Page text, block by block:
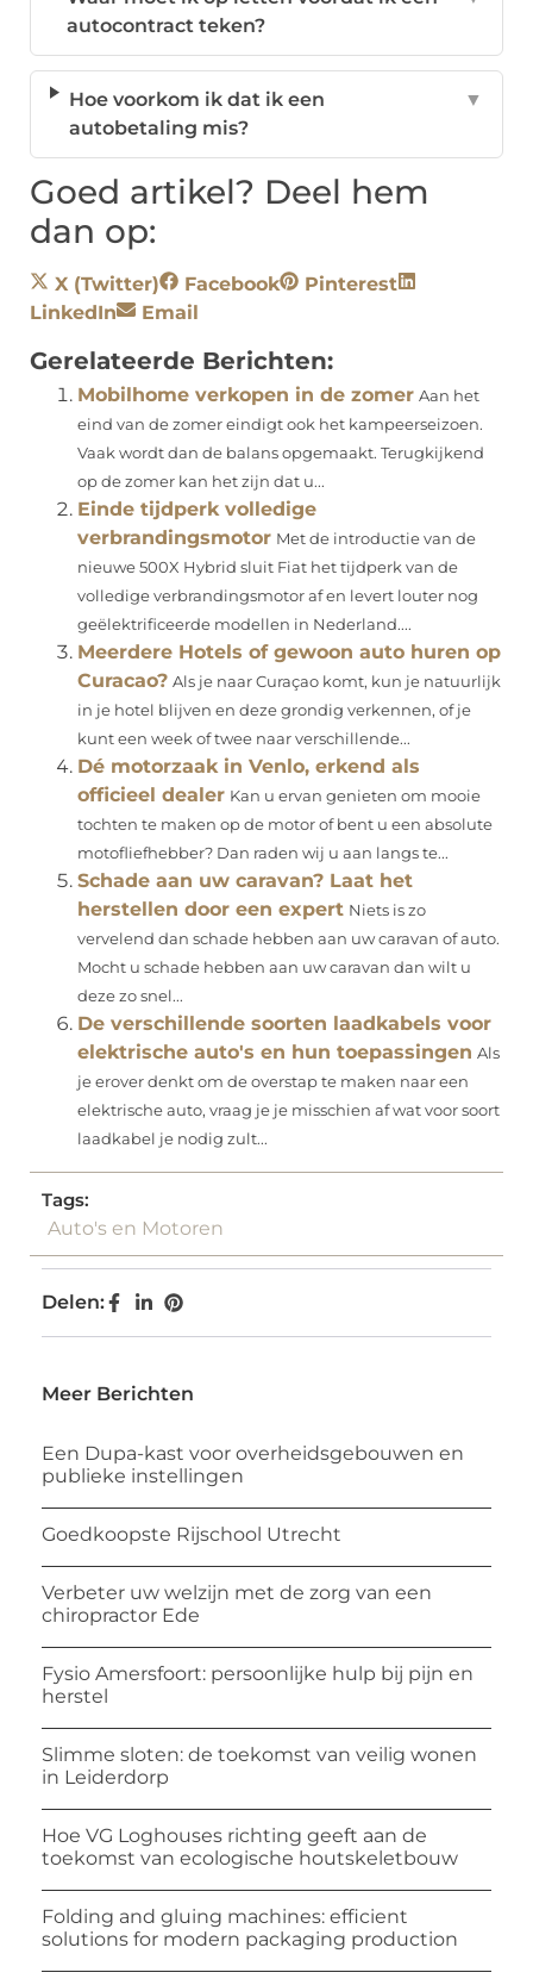
autocontract teken?
Hoe voorkom ik dat ik een
autobetaling mis?
▼
Goed artikel? Deel hem
dan op:
X (Twitter) Facebook
Pinterest
LinkedIn
Email
Gerelateerde Berichten:
Mobilhome verkopen in de zomer Aan het
eind van de zomer eindigt ook het kampeerseizoen.
Vaak wordt dan de balans opgemaakt. Terugkijkend
op de zomer kan het zijn dat u...
Einde tijdperk volledige
verbrandingsmotor Met de introductie van de
nieuwe 500X Hybrid sluit Fiat het tijdperk van de
volledige verbrandingsmotor af en levert louter nog
geëlektrificeerde modellen in Nederland....
Meerdere Hotels of gewoon auto huren op
Curacao? Als je naar Curaçao komt, kun je natuurlijk
in je hotel blijven en deze grondig verkennen, of je
kunt een week of twee naar verschillende...
Dé motorzaak in Venlo, erkend als
officieel dealer Kan u ervan genieten om mooie
tochten te maken op de motor of bent u een absolute
motofliefhebber? Dan raden wij u aan langs te...
Schade aan uw caravan? Laat het
herstellen door een expert Niets is zo
vervelend dan schade hebben aan uw caravan of auto.
Mocht u schade hebben aan uw caravan dan wilt u
deze zo snel...
De verschillende soorten laadkabels voor
elektrische auto's en hun toepassingen Als
je erover denkt om de overstap te maken naar een
elektrische auto, vraag je je misschien af wat voor soort
laadkabel je nodig zult...
Tags:
Auto's en Motoren
Delen:
Meer Berichten
Een Dupa-kast voor overheidsgebouwen en
publieke instellingen
Goedkoopste Rijschool Utrecht
Verbeter uw welzijn met de zorg van een
chiropractor Ede
Fysio Amersfoort: persoonlijke hulp bij pijn en
herstel
Slimme sloten: de toekomst van veilig wonen
in Leiderdorp
Hoe VG Loghouses richting geeft aan de
toekomst van ecologische houtskeletbouw
Folding and gluing machines: efficient
solutions for modern packaging production